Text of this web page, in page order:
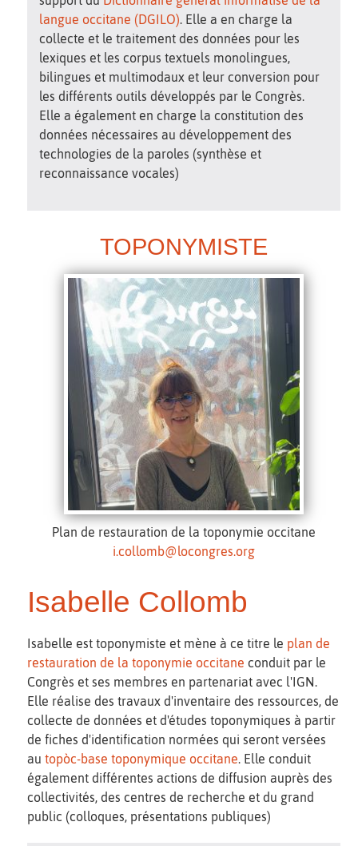
langue occitane (DGILO) . Elle a en charge la
collecte et le traitement des données pour les
lexiques et les corpus textuels monolingues,
bilingues et multimodaux et leur conversion pour
les différents outils développés par le Congrès.
Elle a également en charge la constitution des
données nécessaires au développement des
technologies de la paroles (synthèse et
reconnaissance vocales)
TOPONYMISTE
Plan de restauration de la toponymie occitane
i.collomb@locongres.org
Isabelle Collomb
Isabelle est toponymiste et mène à ce titre le plan de
restauration de la toponymie occitane conduit par le
Congrès et ses membres en partenariat avec l'IGN.
Elle réalise des travaux d'inventaire des ressources, de
collecte de données et d'études toponymiques à partir
de fiches d'identification normées qui seront versées
au topòc-base toponymique occitane. Elle conduit
également différentes actions de diffusion auprès des
collectivités, des centres de recherche et du grand
public (colloques, présentations publiques)